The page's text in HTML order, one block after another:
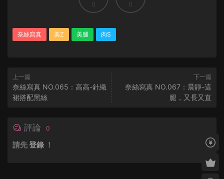
0 0
奈絲寫真 美Z 美腿 肉S
上一篇
奈絲寫真 NO.065：高高-針織
裙搭配黑絲
下一篇
奈絲寫真 NO.067：晨靜-這
腿，又長又直
評論 0
請先登錄 ！